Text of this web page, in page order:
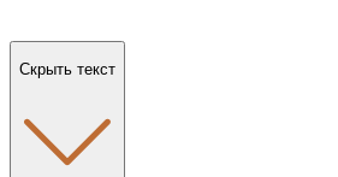
Скрыть текст